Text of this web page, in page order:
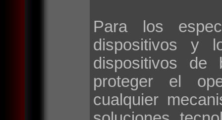
Para los
dispositivos y
dispositivos de
proteger el
cualquier